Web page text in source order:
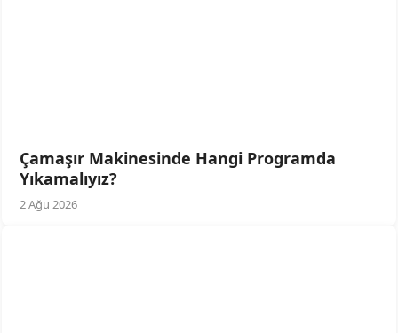
Çamaşır Makinesinde Hangi Programda
Yıkamalıyız?
2 Ağu 2026